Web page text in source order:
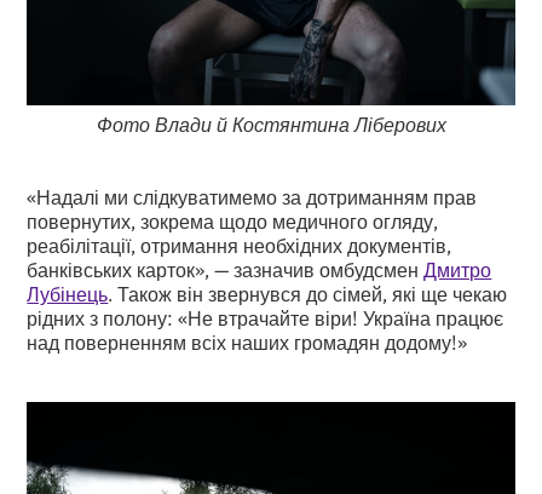
Фото Влади й Костянтина Ліберових
«Надалі ми слідкуватимемо за дотриманням прав
повернутих, зокрема щодо медичного огляду,
реабілітації, отримання необхідних документів,
банківських карток», — зазначив омбудсменДмитро
Лубінець. Також він звернувся до сімей, які ще чекаю
рідних з полону: «Не втрачайте віри! Україна працює
над поверненням всіх наших громадян додому!»